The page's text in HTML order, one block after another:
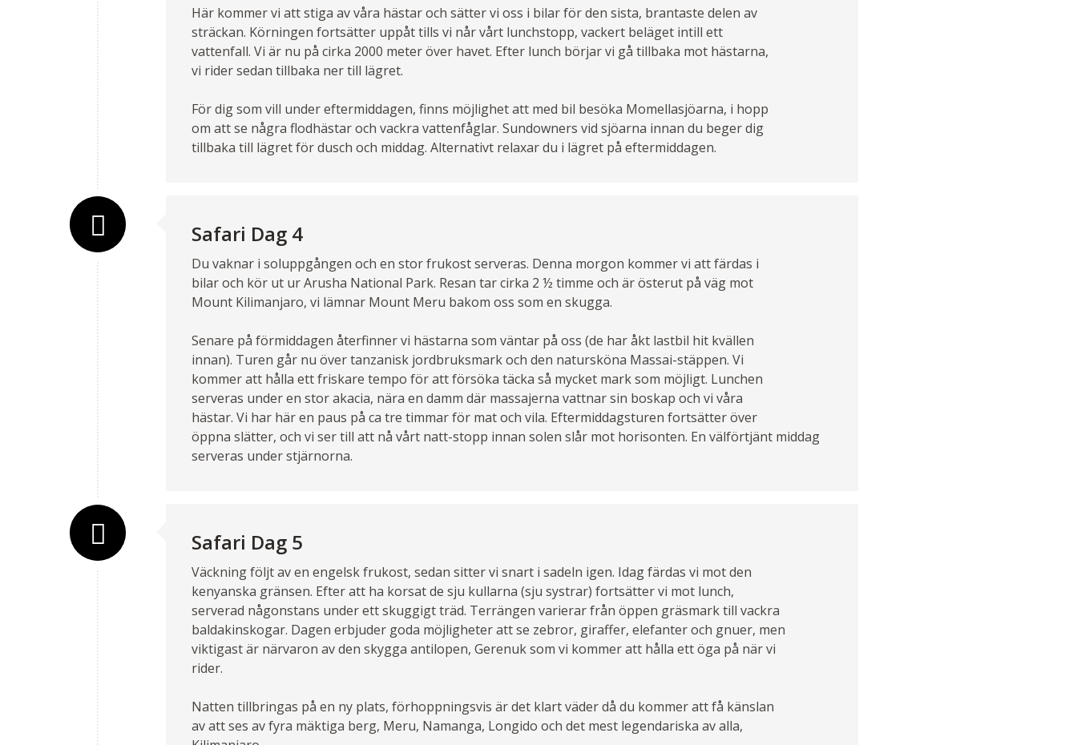
Här kommer vi att stiga av våra hästar och sätter vi oss i bilar för den sista, brantaste delen av
sträckan. Körningen fortsätter uppåt tills vi når vårt lunchstopp, vackert beläget intill ett
vattenfall. Vi är nu på cirka 2000 meter över havet. Efter lunch börjar vi gå tillbaka mot hästarna,
vi rider sedan tillbaka ner till lägret.
För dig som vill under eftermiddagen, finns möjlighet att med bil besöka Momellasjöarna, i hopp
om att se några flodhästar och vackra vattenfåglar. Sundowners vid sjöarna innan du beger dig
tillbaka till lägret för dusch och middag. Alternativt relaxar du i lägret på eftermiddagen.
Safari Dag 4
Du vaknar i soluppgången och en stor frukost serveras. Denna morgon kommer vi att färdas i
bilar och kör ut ur Arusha National Park. Resan tar cirka 2 ½ timme och är österut på väg mot
Mount Kilimanjaro, vi lämnar Mount Meru bakom oss som en skugga.
Senare på förmiddagen återfinner vi hästarna som väntar på oss (de har åkt lastbil hit kvällen
innan). Turen går nu över tanzanisk jordbruksmark och den natursköna Massai-stäppen. Vi
kommer att hålla ett friskare tempo för att försöka täcka så mycket mark som möjligt. Lunchen
serveras under en stor akacia, nära en damm där massajerna vattnar sin boskap och vi våra
hästar. Vi har här en paus på ca tre timmar för mat och vila. Eftermiddagsturen fortsätter över
öppna slätter, och vi ser till att nå vårt natt-stopp innan solen slår mot horisonten. En välförtjänt middag
serveras under stjärnorna.
Safari Dag 5
Väckning följt av en engelsk frukost, sedan sitter vi snart i sadeln igen. Idag färdas vi mot den
kenyanska gränsen. Efter att ha korsat de sju kullarna (sju systrar) fortsätter vi mot lunch,
serverad någonstans under ett skuggigt träd. Terrängen varierar från öppen gräsmark till vackra
baldakinskogar. Dagen erbjuder goda möjligheter att se zebror, giraffer, elefanter och gnuer, men
viktigast är närvaron av den skygga antilopen, Gerenuk som vi kommer att hålla ett öga på när vi
rider.
Natten tillbringas på en ny plats, förhoppningsvis är det klart väder då du kommer att få känslan
av att ses av fyra mäktiga berg, Meru, Namanga, Longido och det mest legendariska av alla,